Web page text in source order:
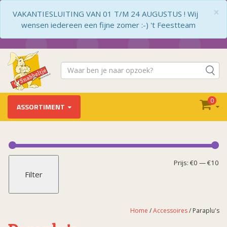
×
VAKANTIESLUITING VAN 01 T/M 24 AUGUSTUS ! Wij
wensen iedereen een fijne zomer :-) 't Feestteam
ASSORTIMENT
0
Applicaties / Badges
Armbanden
Bandana's
Filter
Prijs: €0 —€10
Home /Accessoires/ Paraplu's